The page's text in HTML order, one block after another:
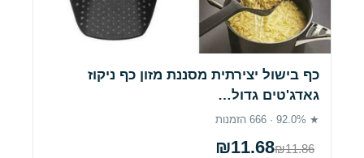
כף בישול יצירתית מסננת מזון כף ניקוז
גאדג'טים גדול…
★ 92.0% · 666 הזמנות
₪11.68₪11.86